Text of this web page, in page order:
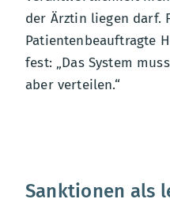
der Ärztin liegen darf.
Patientenbeauftragte
fest: „Das System
aber verteilen.“
Sanktionen als